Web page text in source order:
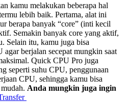
kamu melakukan beberapa hal
lebih baik. Pertama, alat ini
berapa banyak “core” (inti kecil
Semakin banyak core yang aktif,
Selain itu, kamu juga bisa
agar berjalan secepat mungkin saat
Quick CPU Pro juga
seperti suhu CPU, penggunaan
CPU, sehingga kamu bisa
Anda mungkin juga ingin